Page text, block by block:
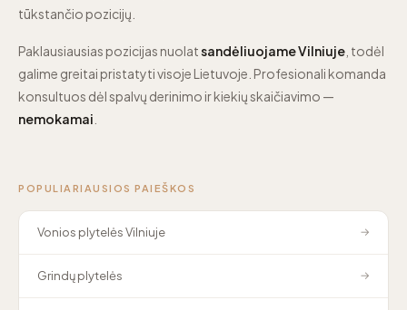
tūkstančio pozicijų.
Paklausiausias pozicijas nuolatsandėliuojame Vilniuje , todėl
galime greitai pristatyti visoje Lietuvoje. Profesionali komanda
konsultuos dėl spalvų derinimo ir kiekių skaičiavimo —
nemokamai
POPULIARIAUSIOS PAIEŠKOS
Vonios plytelės Vilniuje →
Grindų plytelės →